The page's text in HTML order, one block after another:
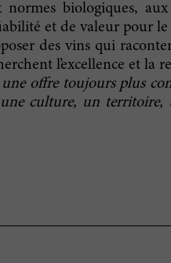
biologiques,
et de valeur pour le
des vins qui
l’excellence et la
offre toujours plus
culture, un